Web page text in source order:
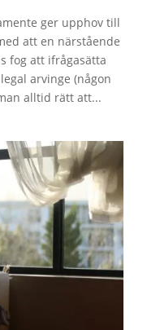
ger upphov till
att en närstående
fog att ifrågasätta
arvinge (någon
alltid rätt att...